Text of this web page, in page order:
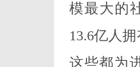
模最大的
13.6亿人
这些都为